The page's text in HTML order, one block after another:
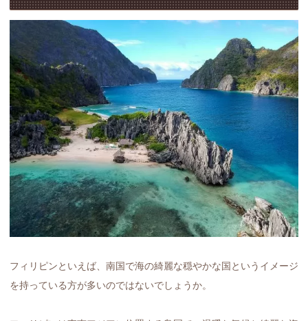
フィリピンといえば、南国で海の綺麗な穏やかな国というイメージ
を持っている方が多いのではないでしょうか。